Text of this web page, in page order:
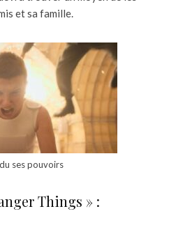
et sa famille.
ses pouvoirs
Things » :